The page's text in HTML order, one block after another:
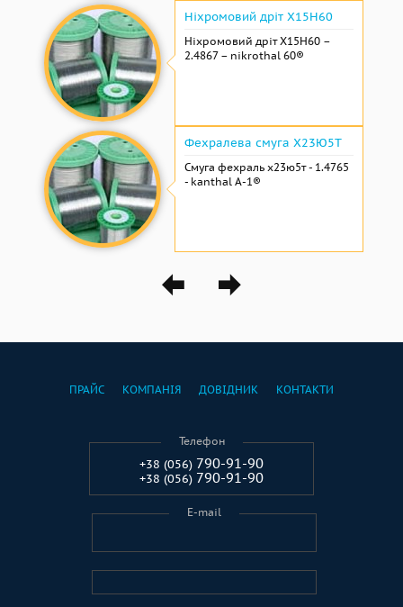
Ніхромовий дріт Х15Н60
Ніхромовий дріт Х15Н60 –
2.4867 – nikrothal 60®
Фехралева смуга Х23Ю5Т
Смуга фехраль х23ю5т - 1.4765
- kanthal A-1®
ПРАЙС КОМПАНІЯ ДОВІДНИК КОНТАКТИ
Телефон
+38 (056) 790-91-90
+38 (056) 790-91-90
E-mail